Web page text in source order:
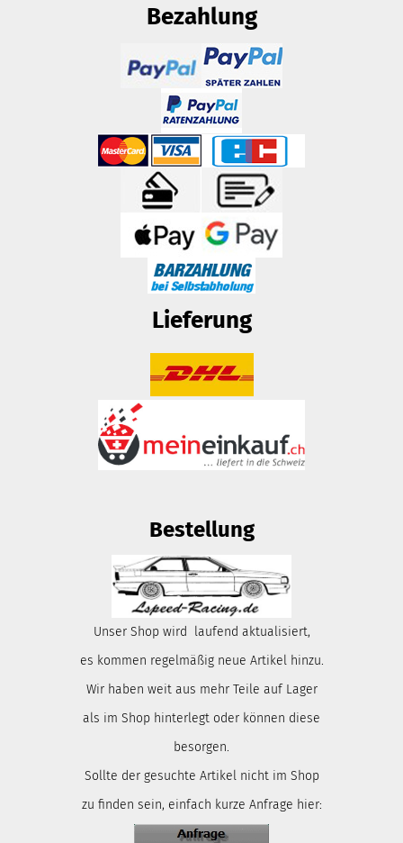
Bezahlung
Lieferung
Bestellung
Unser Shop wird laufend aktualisiert,
es kommen regelmäßig neue Artikel hinzu.
Wir haben weit aus mehr Teile auf Lager
als im Shop hinterlegt oder können diese
besorgen.
Sollte der gesuchte Artikel nicht im Shop
zu finden sein, einfach kurze Anfrage hier: